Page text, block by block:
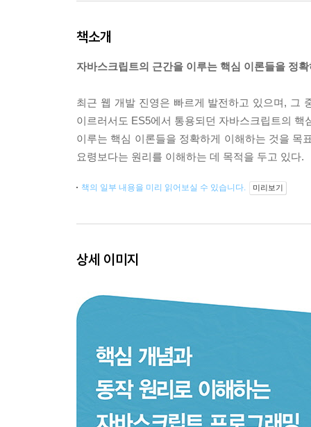
책소개
자바스크립트의 근간을 이루는 핵심 이론들을 정
최근 웹 개발 진영은 빠르게 발전하고 있으며, 그
이르러서도 ES5에서 통용되던 자바스크립트의
이루는 핵심 이론들을 정확하게 이해하는 것을 목
요령보다는 원리를 이해하는 데 목적을 두고 있다.
책의 일부 내용을 미리 읽어보실 수 있습니다. 미리보기
상세 이미지